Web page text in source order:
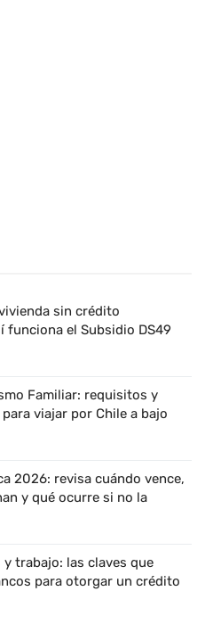
sin crédito
funciona el Subsidio DS49
Familiar: requisitos y
viajar por Chile a bajo
2026: revisa cuándo vence,
y qué ocurre si no la
y trabajo: las claves que
para otorgar un crédito